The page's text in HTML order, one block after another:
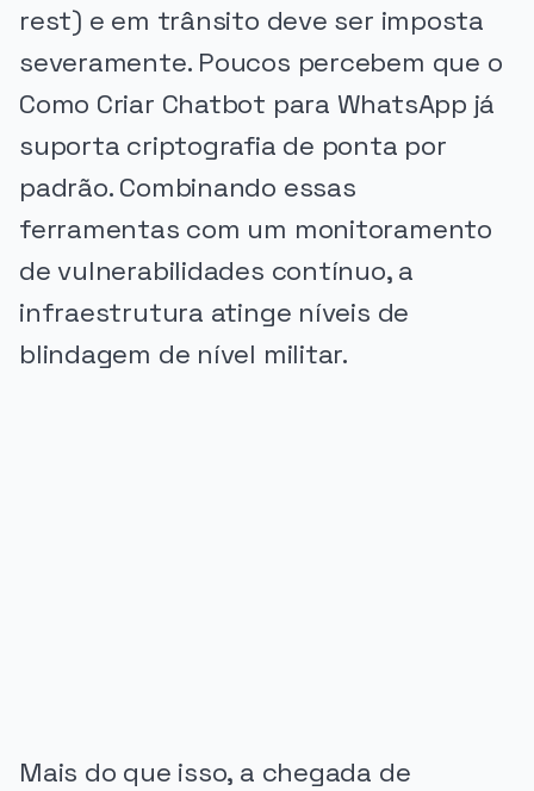
rest) e em trânsito deve ser imposta
severamente. Poucos percebem que o
Como Criar Chatbot para WhatsApp já
suporta criptografia de ponta por
padrão. Combinando essas
ferramentas com um monitoramento
de vulnerabilidades contínuo, a
infraestrutura atinge níveis de
blindagem de nível militar.
Mais do que isso, a chegada de